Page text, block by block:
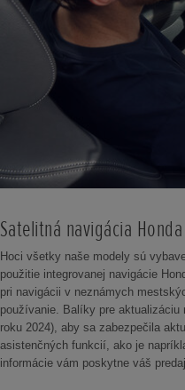
Satelitná navigácia Honda
Hoci všetky naše modely sú
použitie integrovanej navigácie
pri navigácii v neznámych
používanie. Balíky pre aktualizáciu
roku 2024), aby sa zabezpečila
asistenčných funkcií, ako je
informácie vám poskytne váš